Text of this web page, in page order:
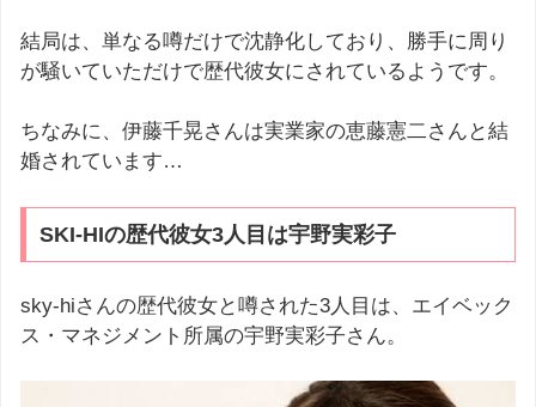
結局は、単なる噂だけで沈静化しており、勝手に周り
が騒いていただけで歴代彼女にされているようです。
ちなみに、伊藤千晃さんは実業家の恵藤憲二さんと結
婚されています…
SKI-HIの歴代彼女3人目は宇野実彩子
sky-hiさんの歴代彼女と噂された3人目は、エイベック
ス・マネジメント所属の宇野実彩子さん。